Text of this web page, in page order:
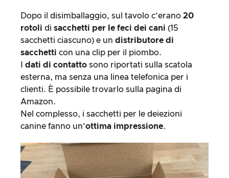
Dopo il disimballaggio, sul tavolo c’erano 20
rotoli di sacchetti per le feci dei cani (15
sacchetti ciascuno) e un distributore di
sacchetti con una clip per il piombo.
dati di contatto sono riportati sulla scatola
esterna, ma senza una linea telefonica per i
clienti. È possibile trovarlo sulla pagina di
Amazon.
Nel complesso, i sacchetti per le deiezioni
canine fanno un’ottima impressione.